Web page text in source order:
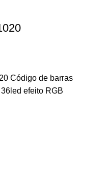
Código de barras
efeito RGB